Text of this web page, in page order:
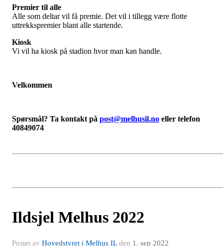
Premier til alle
Alle som deltar vil få premie. Det vil i tillegg være flotte
uttrekkspremier blant alle startende.
Kiosk
Vi vil ha kiosk på stadion hvor man kan handle.
Velkommen
Spørsmål? Ta kontakt på post@melhusil.no eller telefon
40849074
Ildsjel Melhus 2022
Postet av Hovedstyret i Melhus ILden 1. sep 2022